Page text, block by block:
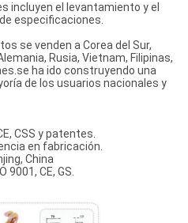
incluyen el levantamiento y el
especificaciones.
se venden a Corea del Sur,
Rusia, Vietnam, Filipinas,
ha ido construyendo una
de los usuarios nacionales y
CSS y patentes.
en fabricación.
China
9001, CE, GS.